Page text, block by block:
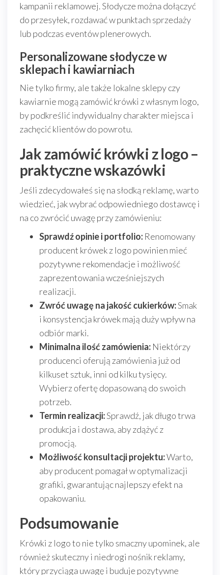
kampanii reklamowej. Słodycze można dołączyć
do przesyłek, rozdawać w punktach sprzedaży
lub podczas eventów plenerowych.
Personalizowane słodycze w
sklepach i kawiarniach
Nie tylko firmy, ale także lokalne sklepy czy
kawiarnie mogą zamówić krówki z własnym logo,
by podkreślić indywidualny charakter miejsca i
zachęcić klientów do powrotu.
Jak zamówić krówki z logo –
praktyczne wskazówki
Jeśli zdecydowałeś się na słodką reklamę, warto
wiedzieć, jak wybrać odpowiedniego dostawcę i
na co zwrócić uwagę przy zamówieniu:
Sprawdź opinie i portfolio: Renomowany
producent krówek z logo powinien mieć
pozytywne rekomendacje i możliwość
zaprezentowania wcześniejszych
realizacji.
Zwróć uwagę na jakość cukierków:Smak
i konsystencja krówek mają duży wpływ na
odbiór marki.
Minimalna ilość zamówienia: Niektórzy
producenci oferują zamówienia już od
kilkuset sztuk, inni od kilku tysięcy.
Wybierz ofertę dopasowaną do swoich
potrzeb.
Termin realizacji:Sprawdź, jak długo trwa
produkcja i dostawa, aby zdążyć z
promocją.
Możliwość konsultacji projektu:Warto,
aby producent pomagał w optymalizacji
grafiki, gwarantując najlepszy efekt na
opakowaniu.
Podsumowanie
Krówki z logo to nie tylko smaczny upominek, ale
również skuteczny i niedrogi nośnik reklamy,
który przyciąga uwagę i buduje pozytywne